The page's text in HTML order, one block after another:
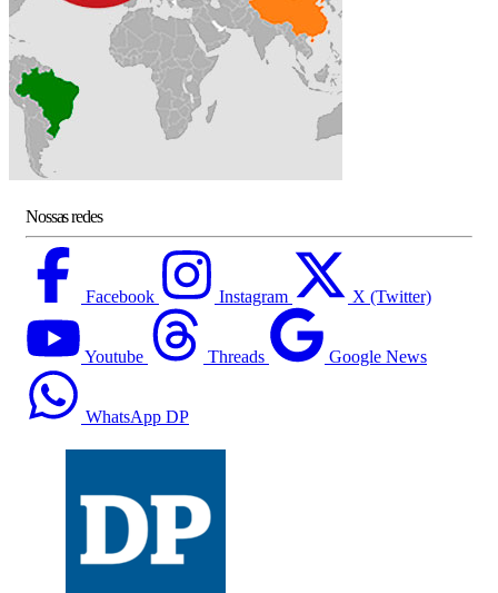
Nossas redes
Facebook Instagram X (Twitter)
Youtube Threads Google News
WhatsApp DP